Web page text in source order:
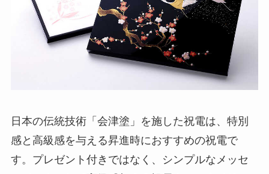
日本の伝統技術「会津塗」を施した祝電は、特別
感と高級感を与える昇進時におすすめの祝電で
す。プレゼント付きではなく、シンプルなメッセ